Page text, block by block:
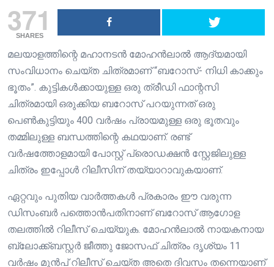
371
SHARES
മലയാളത്തിന്റെ മഹാനടൻ മോഹൻലാൽ ആദ്യമായി
സംവിധാനം ചെയ്ത ചിത്രമാണ് “ബറോസ്- നിധി കാക്കും
ഭൂതം”. കുട്ടികൾക്കായുള്ള ഒരു ത്രീഡി ഫാന്റസി
ചിത്രമായി ഒരുക്കിയ ബറോസ് പറയുന്നത് ഒരു
പെൺകുട്ടിയും 400 വർഷം പ്രായമുള്ള ഒരു ഭൂതവും
തമ്മിലുള്ള ബന്ധത്തിന്റെ കഥയാണ്. രണ്ട്
വർഷത്തോളമായി പോസ്റ്റ് പ്രൊഡക്ഷൻ സ്റ്റേജിലുള്ള
ചിത്രം ഇപ്പോൾ റിലീസിന് തയ്യാറാവുകയാണ്.
ഏറ്റവും പുതിയ വാർത്തകൾ പ്രകാരം ഈ വരുന്ന
ഡിസംബർ പത്തൊൻപതിനാണ് ബറോസ് ആഗോള
തലത്തിൽ റിലീസ് ചെയ്യുക. മോഹൻലാൽ നായകനായ
ബ്ലോക്ക്ബസ്റ്റർ ജീത്തു ജോസഫ് ചിത്രം ദൃശ്യം 11
വർഷം മുൻപ് റിലീസ് ചെയ്ത അതെ ദിവസം തന്നെയാണ്